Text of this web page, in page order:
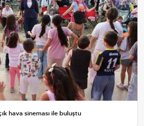
hava sineması ile buluştu